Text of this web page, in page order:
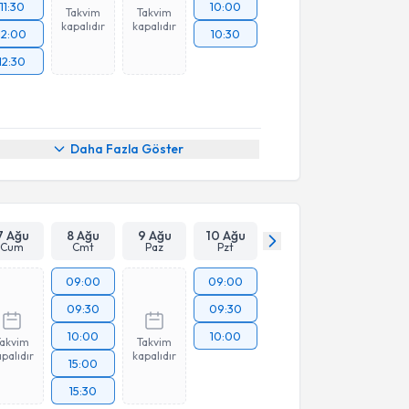
11:30
Takvim
kapalıdır
Takvim
kapalıdır
10:00
10:30
Daha Fazla Göster
Ağu
Cum
8 Ağu
Cmt
9 Ağu
Paz
10 Ağu
Pzt
09:00
09:30
10:00
15:00
15:30
Takvim
kapalıdır
09:00
09:30
10:00